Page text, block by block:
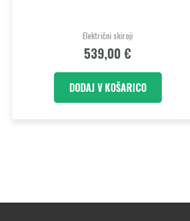
Električni skiroji
539,00 €
DODAJ V KOŠARICO